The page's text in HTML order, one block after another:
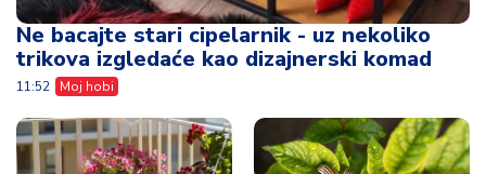
Ne bacajte stari cipelarnik - uz nekoliko
trikova izgledaće kao dizajnerski komad
11:52 Moj hobi